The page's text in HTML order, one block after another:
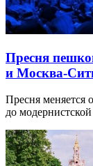
Пресня
и Москва-
Пресня меняется
до